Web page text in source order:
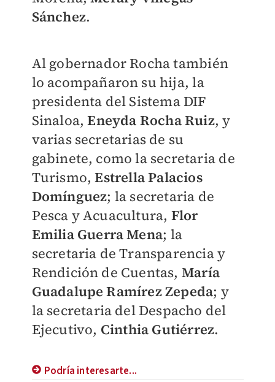
Sánchez.
Al gobernador Rocha también
lo acompañaron su hija, la
presidenta del Sistema DIF
Sinaloa,Eneyda Rocha Ruiz, y
varias secretarias de su
gabinete, como la secretaria de
Turismo,Estrella Palacios
Domínguez; la secretaria de
Pesca y Acuacultura, Flor
Emilia Guerra Mena; la
secretaria de Transparencia y
Rendición de Cuentas, María
Guadalupe Ramírez Zepeda; y
la secretaria del Despacho del
Ejecutivo, Cinthia Gutiérrez.
Podría interesarte...